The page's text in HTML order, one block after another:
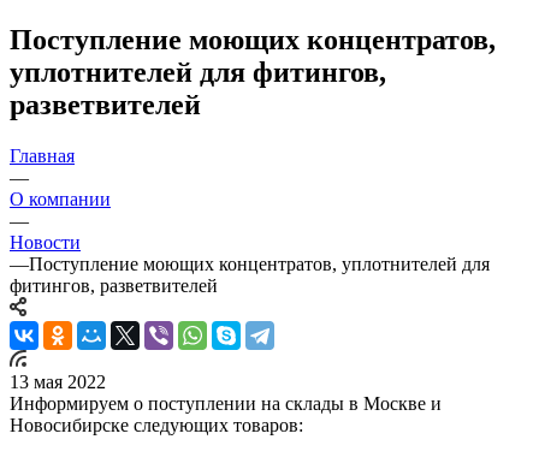
Поступление моющих концентратов,
уплотнителей для фитингов,
разветвителей
Главная
—
О компании
—
Новости
—Поступление моющих концентратов, уплотнителей для
фитингов, разветвителей
13 мая 2022
Информируем о поступлении на склады в Москве и
Новосибирске следующих товаров: